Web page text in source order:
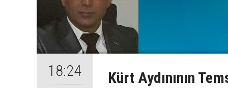
18:24
Kürt Aydınının